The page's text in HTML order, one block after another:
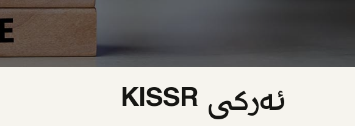
ئەرکی KISSR